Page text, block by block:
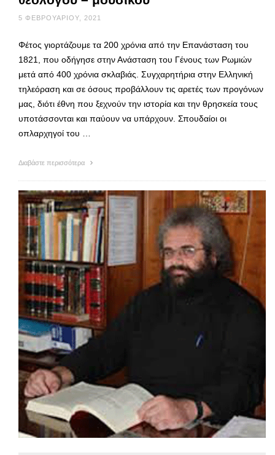
5 ΦΕΒΡΟΥΑΡΊΟΥ, 2021
Φέτος γιορτάζουμε τα 200 χρόνια από την Επανάσταση του
1821, που οδήγησε στην Ανάσταση του Γένους των Ρωμιών
μετά από 400 χρόνια σκλαβιάς. Συγχαρητήρια στην Ελληνική
τηλεόραση και σε όσους προβάλλουν τις αρετές των προγόνων
μας, διότι έθνη που ξεχνούν την ιστορία και την θρησκεία τους
υποτάσσονται και παύουν να υπάρχουν. Σπουδαίοι οι
οπλαρχηγοί του …
Διαβάστε περισσότερα